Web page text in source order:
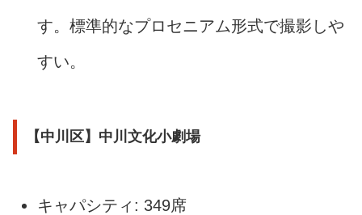
す。標準的なプロセニアム形式で撮影しや
すい。
【中川区】中川文化小劇場
キャパシティ: 349席